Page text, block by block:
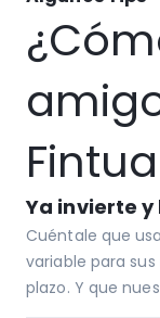
Ya invierte
Cuéntale que
variable para
plazo. Y que